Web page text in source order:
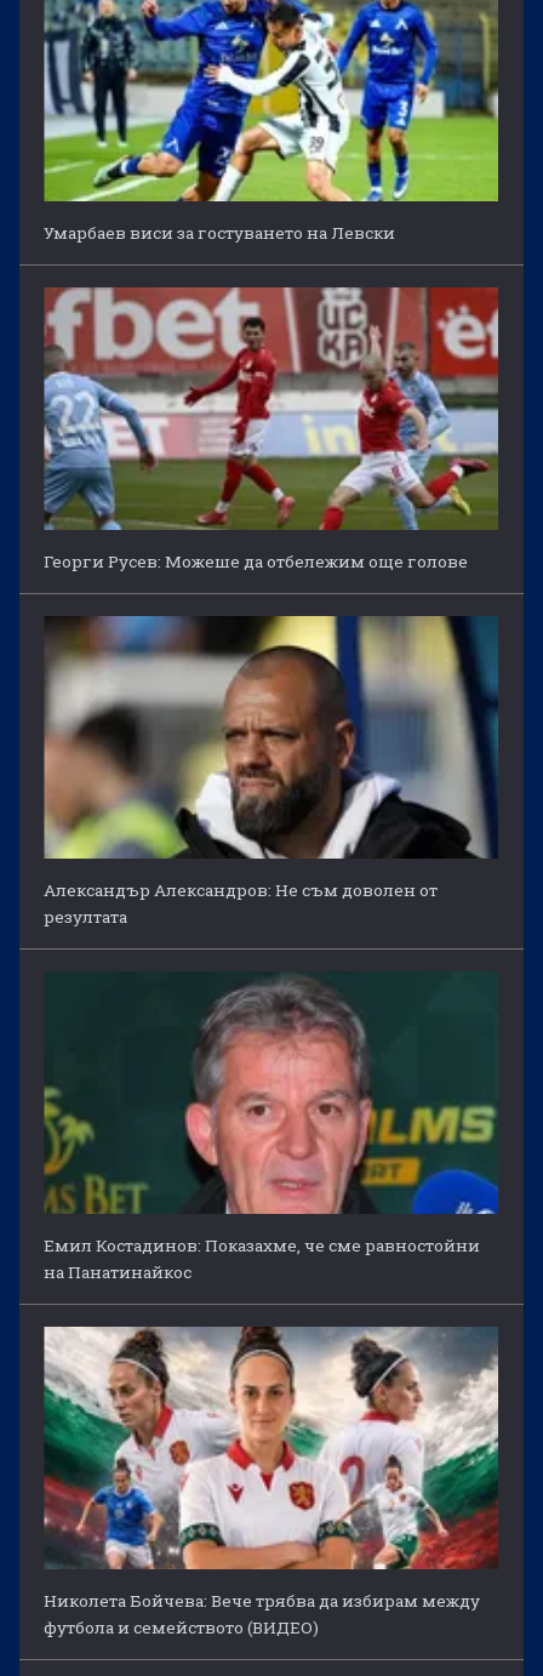
Умарбаев виси за гостуването на Левски
Георги Русев: Можеше да отбележим още голове
Александър Александров: Не съм доволен от
резултата
Емил Костадинов: Показахме, че сме равностойни
на Панатинайкос
Николета Бойчева: Вече трябва да избирам между
футбола и семейството (ВИДЕО)